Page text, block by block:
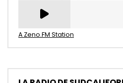
A Zeno.FM Station